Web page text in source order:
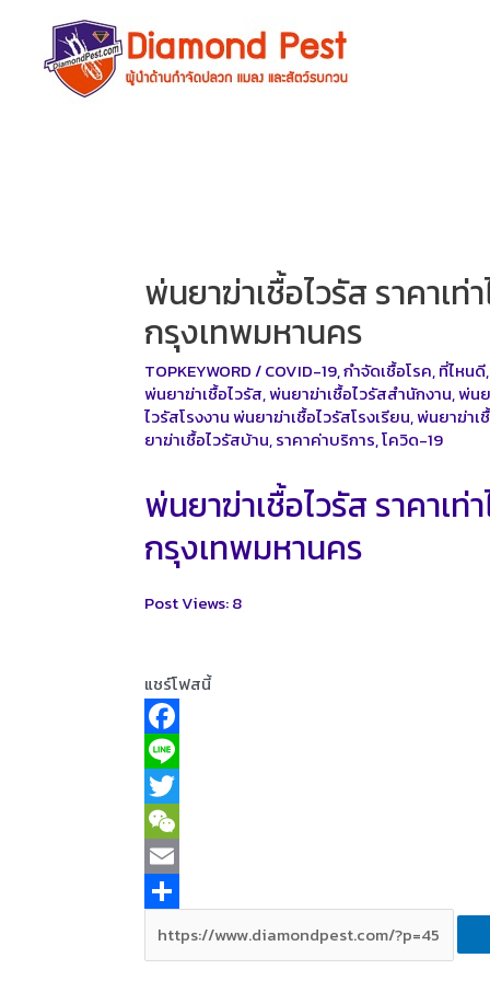
content
พ่นยาฆ่าเชื้อไวรัส ราคาเท่
กรุงเทพมหานคร
TOPKEYWORD/COVID-19,กำจัดเชื้อโรค,ที่ไหนดี,
พ่นยาฆ่าเชื้อไวรัส,พ่นยาฆ่าเชื้อไวรัสสำนักงาน,พ่น
ไวรัสโรงงาน พ่นยาฆ่าเชื้อไวรัสโรงเรียน,พ่นยาฆ่าเ
ยาฆ่าเชื้อไวรัสบ้าน,ราคาค่าบริการ,โควิด-19
พ่นยาฆ่าเชื้อไวรัส ราคาเท่
กรุงเทพมหานคร
Post Views:8
แชร์โฟสนี้
F
a
c
e
b
o
L
i
n
e
T
w
t
W
e
h
E
a
h